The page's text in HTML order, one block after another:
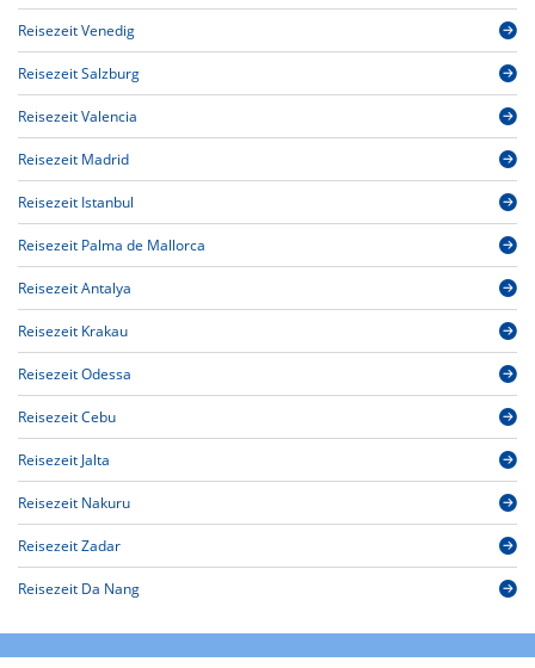
Reisezeit Venedig
Reisezeit Salzburg
Reisezeit Valencia
Reisezeit Madrid
Reisezeit Istanbul
Reisezeit Palma de Mallorca
Reisezeit Antalya
Reisezeit Krakau
Reisezeit Odessa
Reisezeit Cebu
Reisezeit Jalta
Reisezeit Nakuru
Reisezeit Zadar
Reisezeit Da Nang